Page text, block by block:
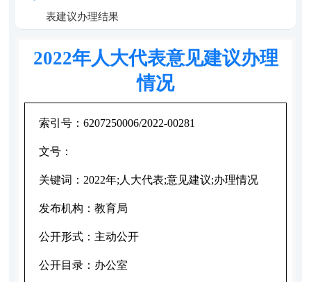
表建议办理结果
2022年人大代表意见建议办理
情况
索引号： 6207250006/2022-00281
文号：
关键词： 2022年;人大代表;意见建议;办理情况
发布机构： 教育局
公开形式： 主动公开
公开目录： 办公室